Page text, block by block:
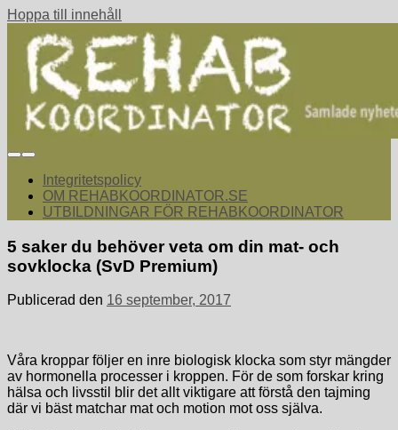
Hoppa till innehåll
samordna rehabiliterande åtgärder för återgång i arbete.
Integritetspolicy
OM REHABKOORDINATOR.SE
UTBILDNINGAR FÖR REHABKOORDINATOR
5 saker du behöver veta om din mat- och
sovklocka (SvD Premium)
Publicerad den 16 september, 2017
Våra kroppar följer en inre biologisk klocka som styr mängder
av hormonella processer i kroppen. För de som forskar kring
hälsa och livsstil blir det allt viktigare att förstå den tajming
där vi bäst matchar mat och motion mot oss själva.